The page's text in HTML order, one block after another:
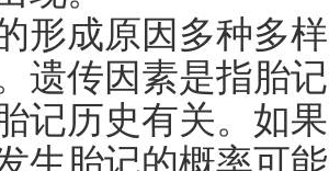
成原因多种多样
遗传因素是指胎
记历史有关。如
生胎记的概率可